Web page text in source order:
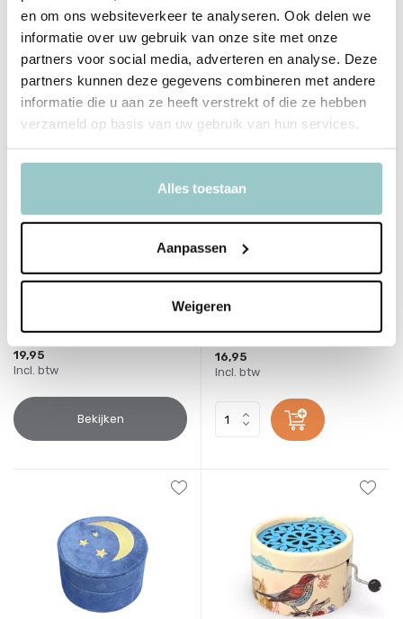
en om ons websiteverkeer te analyseren. Ook delen we
informatie over uw gebruik van onze site met onze
partners voor social media, adverteren en analyse. Deze
partners kunnen deze gegevens combineren met andere
informatie die u aan ze heeft verstrekt of die ze hebben
verzameld op basis van uw gebruik van hun services.
Alles toestaan
Aanpassen
Weigeren
Tijdelijk uitverkocht
19,95
Incl. btw
Bekijken
Sieradendoos Ballet
1-2 werkdagen
16,95
Incl. btw